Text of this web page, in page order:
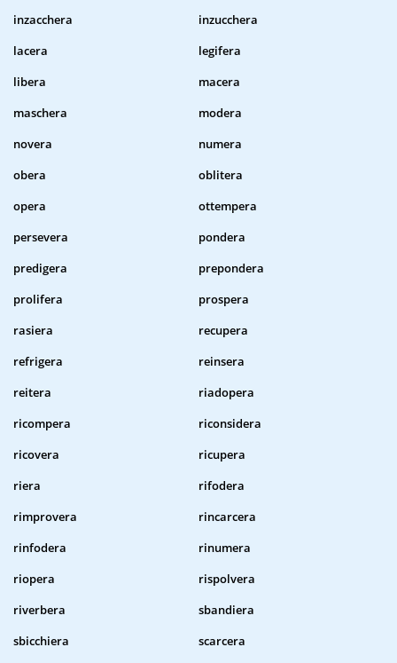
inzacchera
inzucchera
lacera
legifera
libera
macera
maschera
modera
novera
numera
obera
oblitera
opera
ottempera
persevera
pondera
predigera
prepondera
prolifera
prospera
rasiera
recupera
refrigera
reinsera
reitera
riadopera
ricompera
riconsidera
ricovera
ricupera
riera
rifodera
rimprovera
rincarcera
rinfodera
rinumera
riopera
rispolvera
riverbera
sbandiera
sbicchiera
scarcera